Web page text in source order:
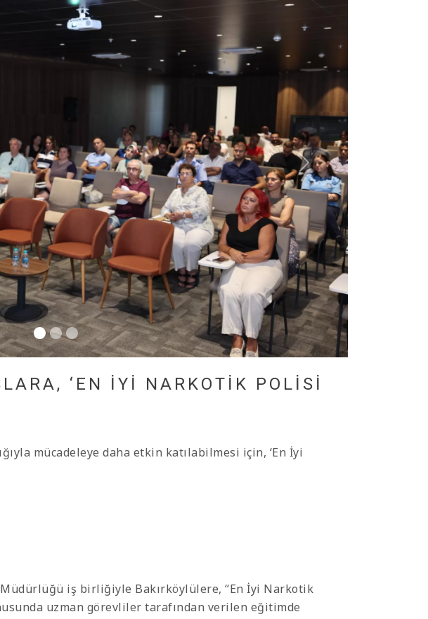
‘EN İYI NARKOTIK POLISI
mücadeleye daha etkin katılabilmesi için, ‘En İyi
iş birliğiyle Bakırköylülere, “En İyi Narkotik
uzman görevliler tarafından verilen eğitimde